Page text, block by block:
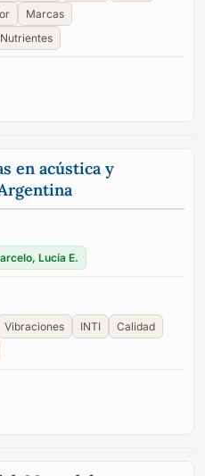
Marcas
Nutrientes
en acústica y
Lucía E.
Vibraciones INTI
Calidad